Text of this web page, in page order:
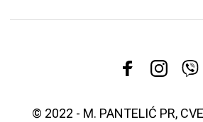
© 2022 - M. PANTELIĆ PR,